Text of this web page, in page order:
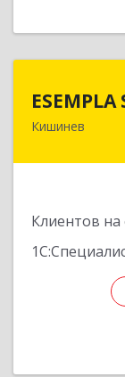
ESEMPLA
Кишинев
Клиентов
Молдова,